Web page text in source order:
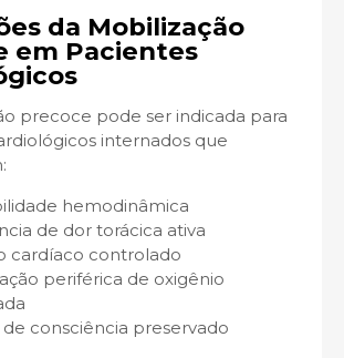
da Mobilização
em Pacientes
precoce pode ser indicada para
internados que
hemodinâmica
de dor torácica ativa
cardíaco controlado
periférica de oxigênio
de consciência preservado